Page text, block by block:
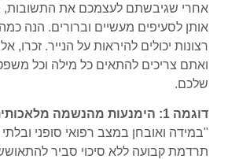
אחרי שגיבשתם לעצמכם את התשובות,
אותן לסעיפים מעשיים וברורים. הנה
רצונות יכולים להיראות על הנייר. זכרו,
ואתם צריכים להתאים כל מילה וכל
שלכם.
דוגמה 1: הימנעות מהנשמה מלאכותית
"במידה ואובחן במצב רפואי סופני
תרדמת קבועה ללא סיכוי סביר